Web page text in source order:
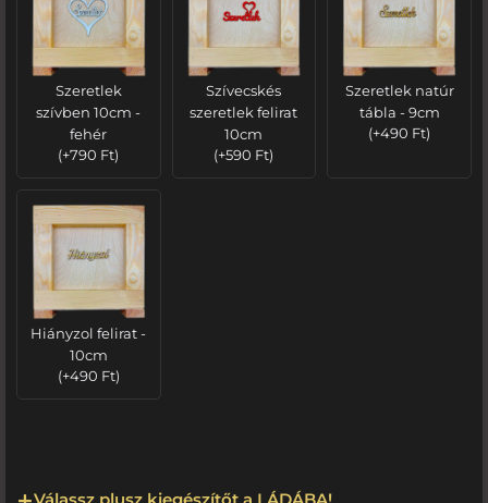
Szeretlek
szívben 10cm -
fehér
(+790 Ft)
Szívecskés
szeretlek felirat
10cm
(+590 Ft)
Szeretlek natúr
tábla - 9cm
(+490 Ft)
Hiányzol felirat -
10cm
(+490 Ft)